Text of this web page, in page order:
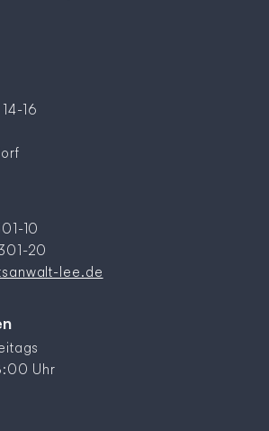
16
10
20
lee.de
Uhr